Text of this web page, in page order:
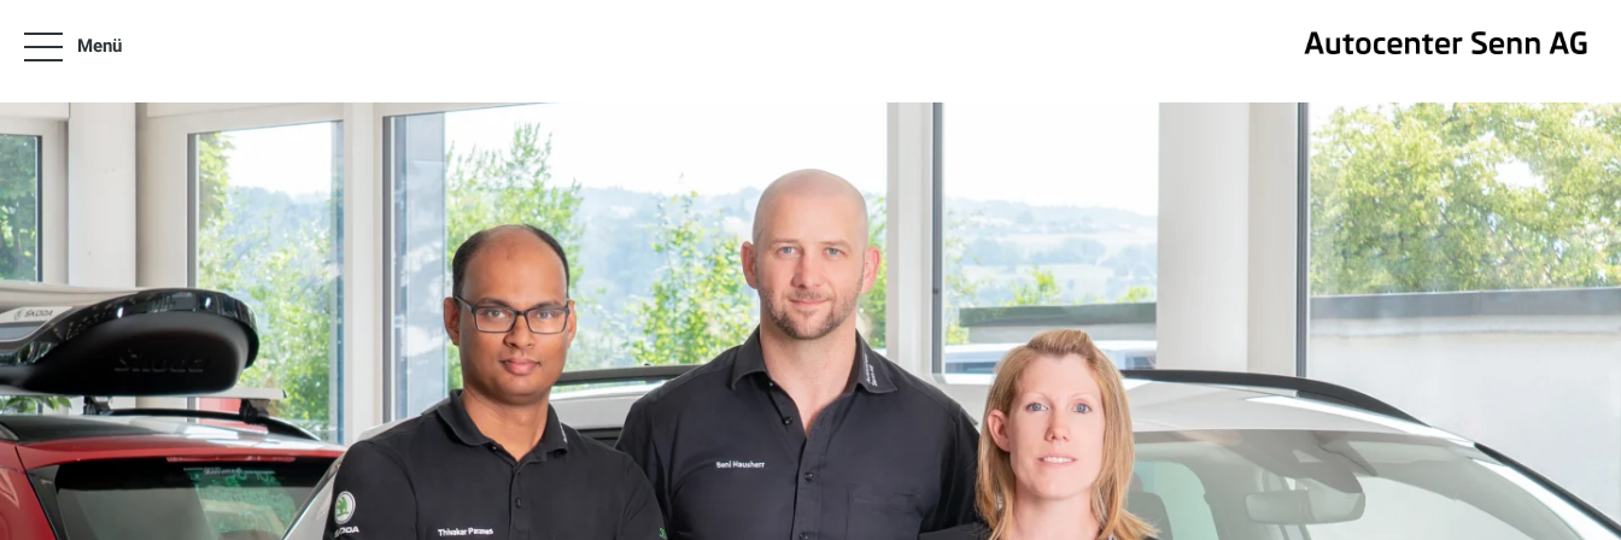
Menü
News
SENNsationelle Angebote
Flotten und Firmen Angebote
Modelle
Neuwagen & Occasionen
Wissenswertes
Über uns
Kontakt
Angebote Škoda